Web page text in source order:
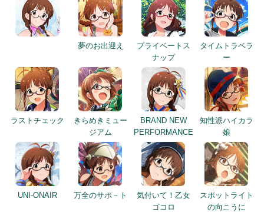
夢のお出迎え
プライベートス
ナップ
タイムトラベラ
ー
ラストチェック
きらめきミュー
ジアム
BRAND NEW
PERFORMANCE
知性派ハイカラ
娘
UNI-ONAIR 万全のサポ－ト
気付いて！乙女
ゴコロ
スポットライト
の向こうに